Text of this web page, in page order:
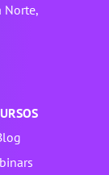
Norte,